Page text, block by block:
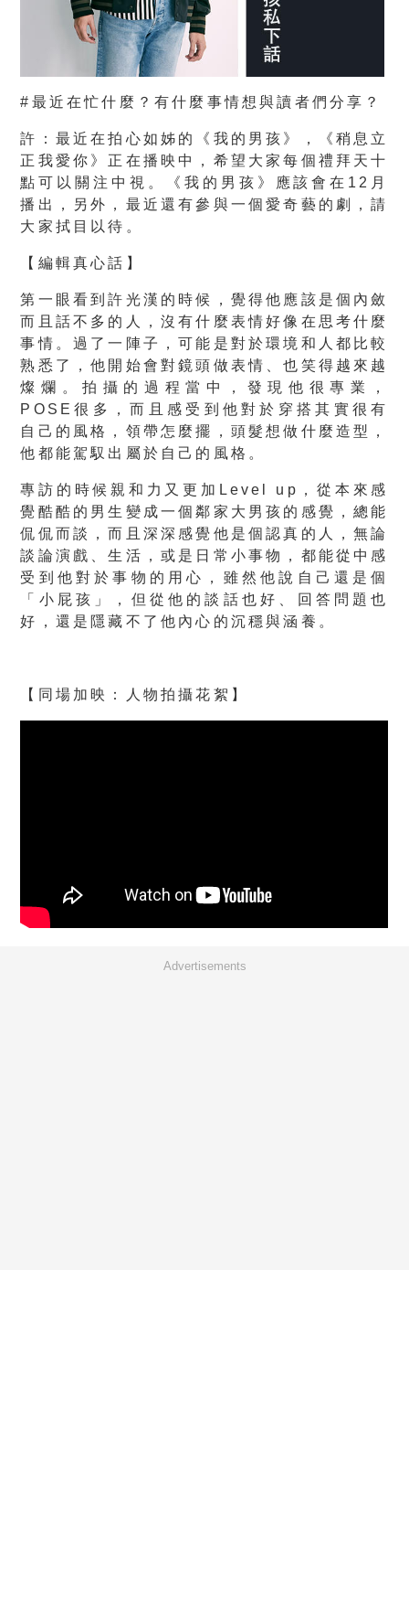
#最近在忙什麼？有什麼事情想與讀者們分享？
許：最近在拍心如姊的《我的男孩》，《稍息立
正我愛你》正在播映中，希望大家每個禮拜天十
點可以關注中視。《我的男孩》應該會在12月
播出，另外，最近還有參與一個愛奇藝的劇，請
大家拭目以待。
【編輯真心話】
第一眼看到許光漢的時候，覺得他應該是個內斂
而且話不多的人，沒有什麼表情好像在思考什麼
事情。過了一陣子，可能是對於環境和人都比較
熟悉了，他開始會對鏡頭做表情、也笑得越來越
燦爛。拍攝的過程當中，發現他很專業，
POSE很多，而且感受到他對於穿搭其實很有
自己的風格，領帶怎麼擺，頭髮想做什麼造型，
他都能駕馭出屬於自己的風格。
專訪的時候親和力又更加Level up，從本來感
覺酷酷的男生變成一個鄰家大男孩的感覺，總能
侃侃而談，而且深深感覺他是個認真的人，無論
談論演戲、生活，或是日常小事物，都能從中感
受到他對於事物的用心，雖然他說自己還是個
「小屁孩」，但從他的談話也好、回答問題也
好，還是隱藏不了他內心的沉穩與涵養。
【同場加映：人物拍攝花絮】
Advertisements